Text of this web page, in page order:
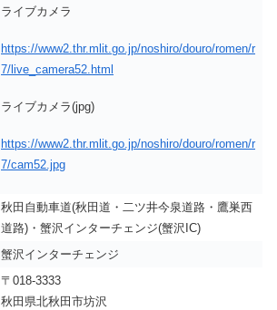
ライブカメラ
https://www2.thr.mlit.go.jp/noshiro/douro/romen/r
7/live_camera52.html
ライブカメラ(jpg)
https://www2.thr.mlit.go.jp/noshiro/douro/romen/r
7/cam52.jpg
秋田自動車道(秋田道・二ツ井今泉道路・鷹巣西
道路)・蟹沢インターチェンジ(蟹沢IC)
蟹沢インターチェンジ
〒018-3333
秋田県北秋田市坊沢